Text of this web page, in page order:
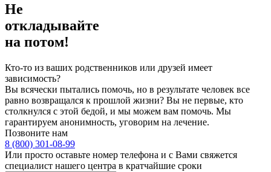
Не
откладывайте
на потом!
Кто-то из ваших родственников или друзей имеет
зависимость?
Вы всячески пытались помочь, но в результате человек все
равно возвращался к прошлой жизни? Вы не первые, кто
столкнулся с этой бедой, и мы можем вам помочь. Мы
гарантируем анонимность, уговорим на лечение.
Позвоните нам
8 (800) 301-08-99
Или просто оставьте номер телефона и с Вами свяжется
специалист нашего центра в кратчайшие сроки